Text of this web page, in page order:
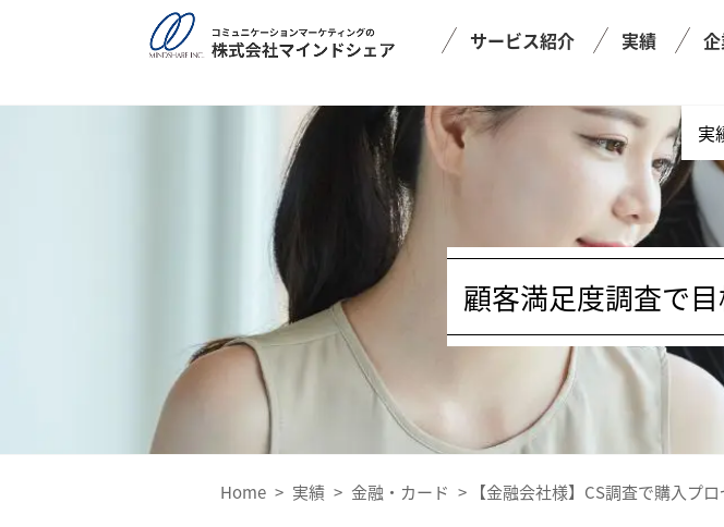
サービス紹介 実績
実
顧客満足度調査で
Home > 実績 > 金融・カード > 【金融会社様】CS調査で購入プ